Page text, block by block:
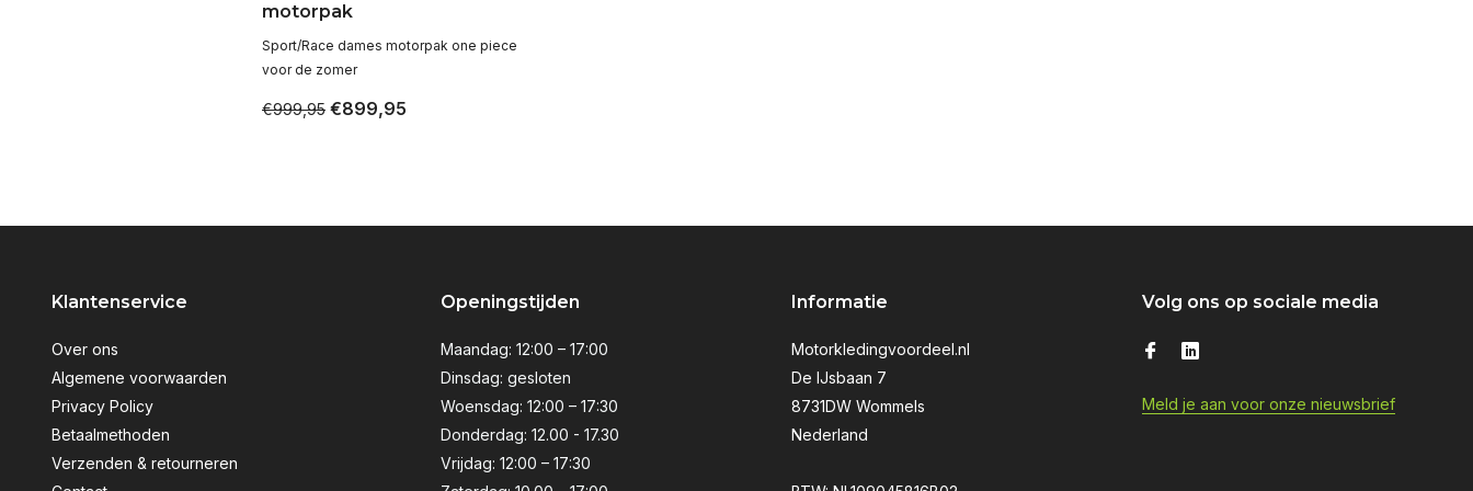
motorpak
Sport/Race dames motorpak one piece
voor de zomer
€999,95 €899,95
Klantenservice
Over ons
Algemene voorwaarden
Privacy Policy
Betaalmethoden
Verzenden & retourneren
Openingstijden
Maandag: 12:00 – 17:00
Dinsdag: gesloten
Woensdag: 12:00 – 17:30
Donderdag: 12.00 - 17.30
Vrijdag: 12:00 – 17:30
Informatie
Motorkledingvoordeel.nl
De IJsbaan 7
8731DW Wommels
Nederland
Volg ons op sociale media
Meld je aan voor onze nieuwsbrief